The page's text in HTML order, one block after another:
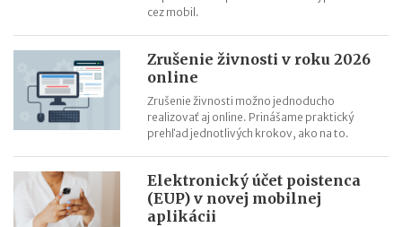
cez mobil.
Zrušenie živnosti v roku 2026
online
Zrušenie živnosti možno jednoducho
realizovať aj online. Prinášame praktický
prehľad jednotlivých krokov, ako na to.
Elektronický účet poistenca
(EUP) v novej mobilnej
aplikácii